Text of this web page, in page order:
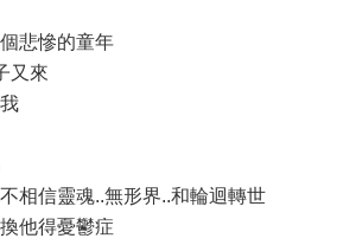
悲慘的童年
又來
相信靈魂..無形界..和輪迴轉世
他得憂鬱症